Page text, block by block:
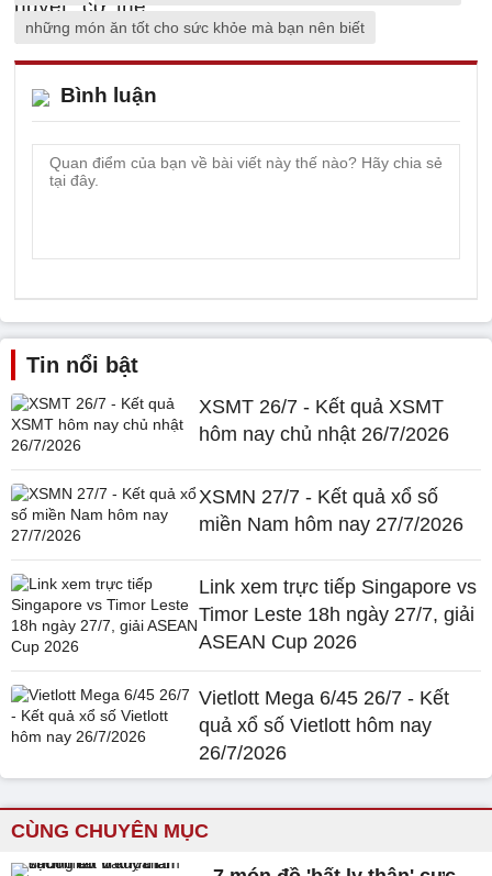
những món ăn tốt cho sức khỏe mà bạn nên biết
Bình luận
Tin nổi bật
XSMT 26/7 - Kết quả XSMT
hôm nay chủ nhật 26/7/2026
XSMN 27/7 - Kết quả xổ số
miền Nam hôm nay 27/7/2026
Link xem trực tiếp Singapore vs
Timor Leste 18h ngày 27/7, giải
ASEAN Cup 2026
Vietlott Mega 6/45 26/7 - Kết
quả xổ số Vietlott hôm nay
26/7/2026
CÙNG CHUYÊN MỤC